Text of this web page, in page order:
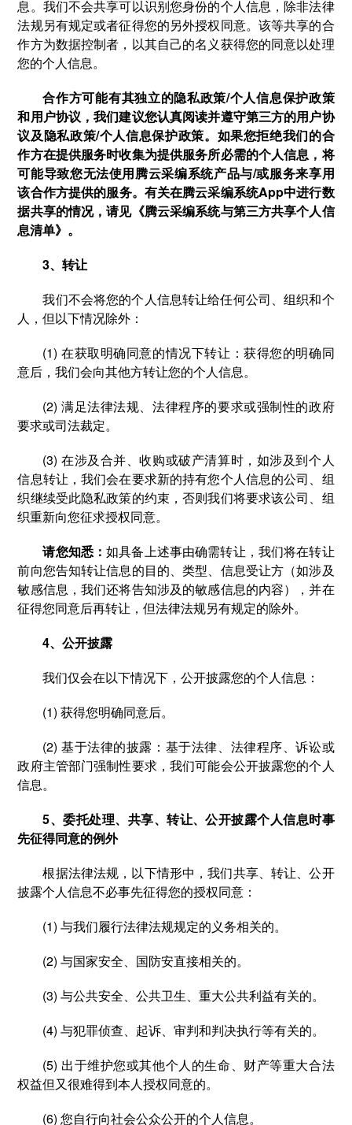
息。我们不会共享可以识别您身份的个人信息，除非法律
法规另有规定或者征得您的另外授权同意。该等共享的合
作方为数据控制者，以其自己的名义获得您的同意以处理
您的个人信息。
合作方可能有其独立的隐私政策/个人信息保护政策
和用户协议，我们建议您认真阅读并遵守第三方的用户协
议及隐私政策/个人信息保护政策。如果您拒绝我们的合
作方在提供服务时收集为提供服务所必需的个人信息，将
可能导致您无法使用腾云采编系统产品与/或服务来享用
该合作方提供的服务。有关在腾云采编系统App中进行数
据共享的情况，请见《腾云采编系统与第三方共享个人信
息清单》。
3、转让
我们不会将您的个人信息转让给任何公司、组织和个
人，但以下情况除外：
(1) 在获取明确同意的情况下转让：获得您的明确同
意后，我们会向其他方转让您的个人信息。
(2) 满足法律法规、法律程序的要求或强制性的政府
要求或司法裁定。
(3) 在涉及合并、收购或破产清算时，如涉及到个人
信息转让，我们会在要求新的持有您个人信息的公司、组
织继续受此隐私政策的约束，否则我们将要求该公司、组
织重新向您征求授权同意。
请您知悉：如具备上述事由确需转让，我们将在转让
前向您告知转让信息的目的、类型、信息受让方（如涉及
敏感信息，我们还将告知涉及的敏感信息的内容），并在
征得您同意后再转让，但法律法规另有规定的除外。
4、公开披露
我们仅会在以下情况下，公开披露您的个人信息：
(1) 获得您明确同意后。
(2) 基于法律的披露：基于法律、法律程序、诉讼或
政府主管部门强制性要求，我们可能会公开披露您的个人
信息。
5、委托处理、共享、转让、公开披露个人信息时事
先征得同意的例外
根据法律法规，以下情形中，我们共享、转让、公开
披露个人信息不必事先征得您的授权同意：
(1) 与我们履行法律法规规定的义务相关的。
(2) 与国家安全、国防安直接相关的。
(3) 与公共安全、公共卫生、重大公共利益有关的。
(4) 与犯罪侦查、起诉、审判和判决执行等有关的。
(5) 出于维护您或其他个人的生命、财产等重大合法
权益但又很难得到本人授权同意的。
(6) 您自行向社会公众公开的个人信息。